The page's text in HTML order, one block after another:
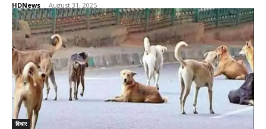
HDNews - August 31, 2025
विचार